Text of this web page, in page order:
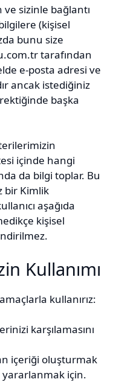
ve sizinle bağlantı
(kişisel
bunu size
tarafından
e-posta adresi ve
ancak istediğiniz
başka
içinde hangi
da bilgi toplar. Bu
bir Kimlik
aşağıda
kişisel
Kullanımı
kullanırız:
karşılamasını
içeriği oluşturmak
yararlanmak için.